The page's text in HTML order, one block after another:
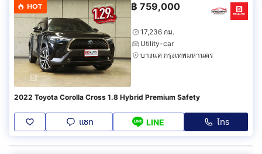
HOT ฿ 759,000
17,236 กม.
Utility-car
บางแค กรุงเทพมหานคร
2022 Toyota Corolla Cross 1.8 Hybrid Premium Safety
แชท LINE โทร